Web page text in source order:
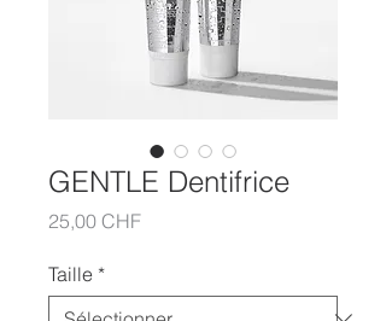
GENTLE Dentifrice
25,00 CHFPrix
Taille *